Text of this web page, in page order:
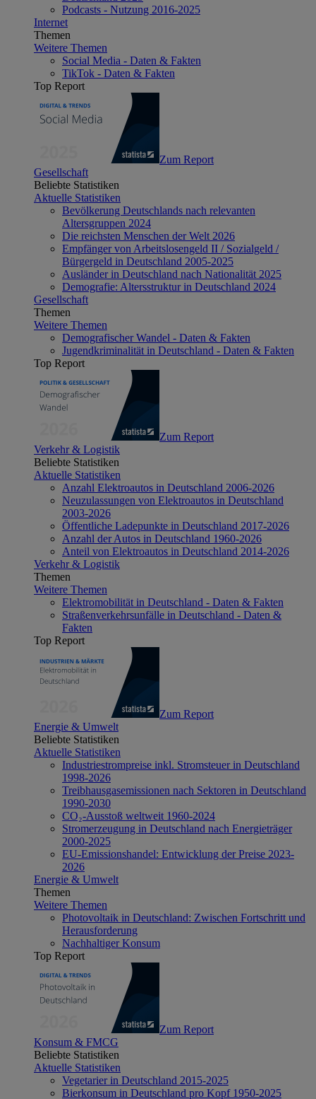
Podcasts - Nutzung 2016-2025
Internet
Themen
Weitere Themen
Social Media - Daten & Fakten
TikTok - Daten & Fakten
Top Report
Zum Report
Gesellschaft
Beliebte Statistiken
Aktuelle Statistiken
Bevölkerung Deutschlands nach relevanten
Altersgruppen 2024
Die reichsten Menschen der Welt 2026
Empfänger von Arbeitslosengeld II / Sozialgeld /
Bürgergeld in Deutschland 2005-2025
Ausländer in Deutschland nach Nationalität 2025
Demografie: Altersstruktur in Deutschland 2024
Gesellschaft
Themen
Weitere Themen
Demografischer Wandel - Daten & Fakten
Jugendkriminalität in Deutschland - Daten & Fakten
Top Report
Zum Report
Verkehr & Logistik
Beliebte Statistiken
Aktuelle Statistiken
Anzahl Elektroautos in Deutschland 2006-2026
Neuzulassungen von Elektroautos in Deutschland
2003-2026
Öffentliche Ladepunkte in Deutschland 2017-2026
Anzahl der Autos in Deutschland 1960-2026
Anteil von Elektroautos in Deutschland 2014-2026
Verkehr & Logistik
Themen
Weitere Themen
Elektromobilität in Deutschland - Daten & Fakten
Straßenverkehrsunfälle in Deutschland - Daten &
Fakten
Top Report
Zum Report
Energie & Umwelt
Beliebte Statistiken
Aktuelle Statistiken
Industriestrompreise inkl. Stromsteuer in Deutschland
1998-2026
Treibhausgasemissionen nach Sektoren in Deutschland
1990-2030
CO₂-Ausstoß weltweit 1960-2024
Stromerzeugung in Deutschland nach Energieträger
2000-2025
EU-Emissionshandel: Entwicklung der Preise 2023-
2026
Energie & Umwelt
Themen
Weitere Themen
Photovoltaik in Deutschland: Zwischen Fortschritt und
Herausforderung
Nachhaltiger Konsum
Top Report
Zum Report
Konsum & FMCG
Beliebte Statistiken
Aktuelle Statistiken
Vegetarier in Deutschland 2015-2025
Bierkonsum in Deutschland pro Kopf 1950-2025